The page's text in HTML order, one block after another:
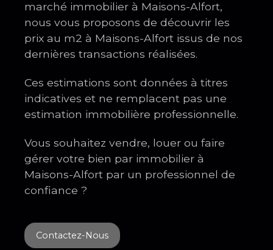
marché immobilier à Maisons-Alfort,
nous vous proposons de découvrir les
prix au m2 à Maisons-Alfort issus de nos
dernières transactions réalisées.
Ces estimations sont données à titres
indicatives et ne remplacent pas une
estimation immobilière professionnelle.
Vous souhaitez vendre, louer ou faire
gérer votre bien par immobilier à
Maisons-Alfort par un professionnel de
confiance ?
Contactez-Nous